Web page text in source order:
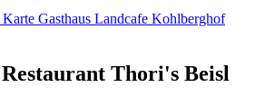
Gasthaus Landcafe Kohlberghof
Thori's Beisl